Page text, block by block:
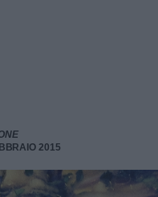
2015